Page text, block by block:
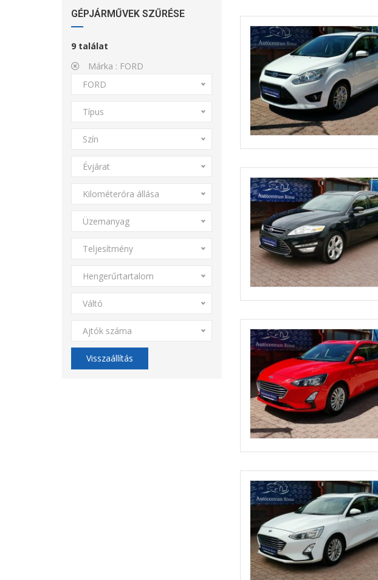
GÉPJÁRMŰVEK SZŰRÉSE
9 találat
Márka : FORD
FORD
Típus
Szín
Évjárat
Kilométeróra állása
Üzemanyag
Teljesítmény
Hengerűrtartalom
Váltó
Ajtók száma
Visszaállítás